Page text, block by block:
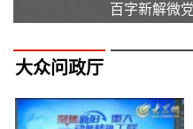
百字新解微
大众问政厅